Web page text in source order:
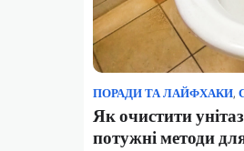
ПОРАДИ ТА ЛАЙФХАКИ,
Як очистити
потужні методи